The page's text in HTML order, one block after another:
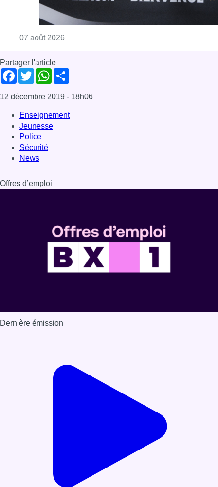
07 août 2026
Partager l'article
Facebook
TwitterWhatsApp
12 décembre 2019 - 18h06
Enseignement
Jeunesse
Police
Sécurité
News
Offres d’emploi
Dernière émission